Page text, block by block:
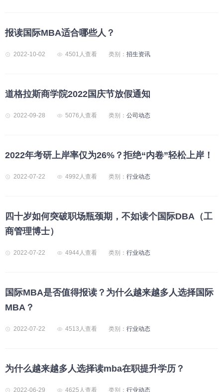
报读国际MBA适合哪些人？
2022-10-02 4501人查看 类别： 招生资讯
道格拉斯商学院2022国庆节放假通知
2022-09-28 5076人查看 类别： 公司动态
2022年考研上岸率仅为26%？拒绝“内卷”轻松上岸！
2022-07-22 4992人查看 类别： 行业动态
四十岁如何突破职场瓶颈期，不如读个国际DBA（工
商管理博士）
2022-07-22 4944人查看 类别： 行业动态
国际MBA是否值得报读？为什么越来越多人选择国际
MBA？
2022-07-22 4513人查看 类别： 行业动态
为什么越来越多人选择读mba在职提升学历？
2022-06-29 4625人查看 类别： 行业动态